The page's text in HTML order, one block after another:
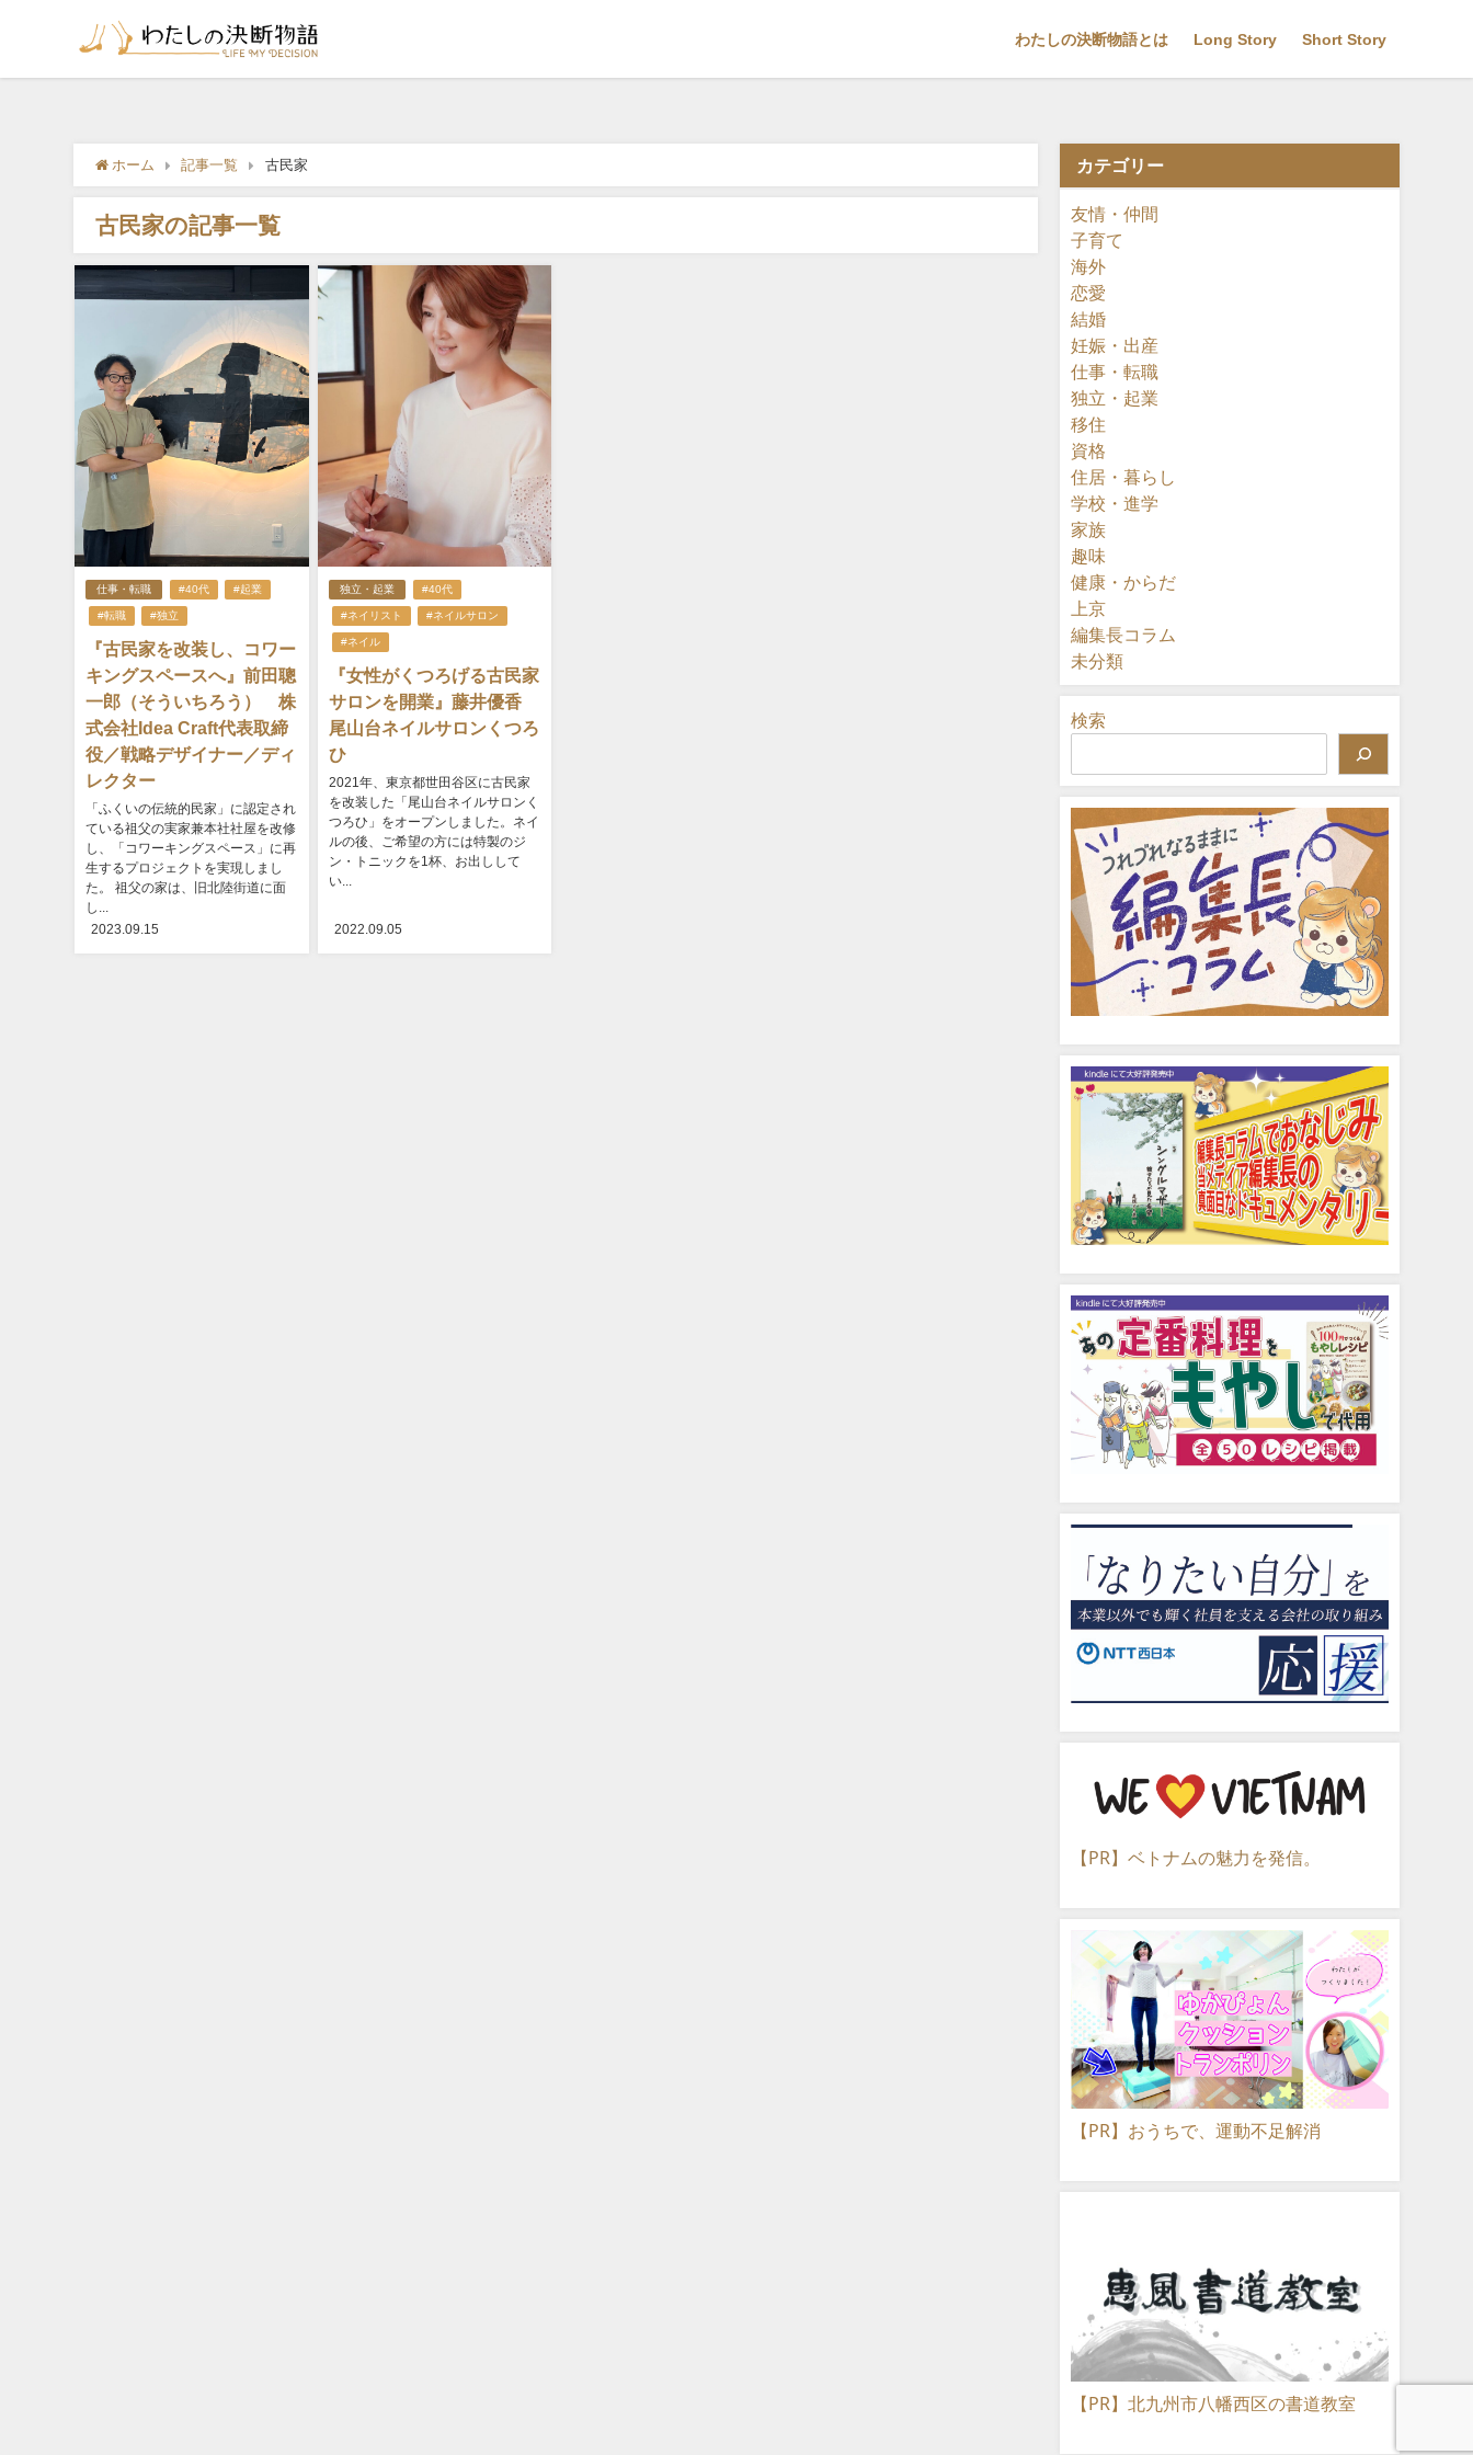
わたしの決断物語とは Long Story Short Story
ホーム 記事一覧 古民家
古民家の記事一覧
仕事・転職 #40代 #起業
#転職 #独立
『古民家を改装し、コワー
キングスペースへ』前田聰
一郎（そういちろう） 株
式会社Idea Craft代表取締
役／戦略デザイナー／ディ
レクター
「ふくいの伝統的民家」に認定され
ている祖父の実家兼本社社屋を改修
し、「コワーキングスペース」に再
生するプロジェクトを実現しまし
た。 祖父の家は、旧北陸街道に面
し...
2023.09.15
独立・起業 #40代
#ネイリスト #ネイルサロン
#ネイル
『女性がくつろげる古民家
サロンを開業』藤井優香
尾山台ネイルサロンくつろ
ひ
2021年、東京都世田谷区に古民家
を改装した「尾山台ネイルサロンく
つろひ」をオープンしました。ネイ
ルの後、ご希望の方には特製のジ
ン・トニックを1杯、お出しして
い...
2022.09.05
カテゴリー
友情・仲間
子育て
海外
恋愛
結婚
妊娠・出産
仕事・転職
独立・起業
移住
資格
住居・暮らし
学校・進学
家族
趣味
健康・からだ
上京
編集長コラム
未分類
検索
【PR】ベトナムの魅力を発信。
【PR】おうちで、運動不足解消
【PR】北九州市八幡西区の書道教室